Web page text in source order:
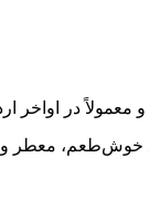
معمولاً در
خوش‌طعم، معطر